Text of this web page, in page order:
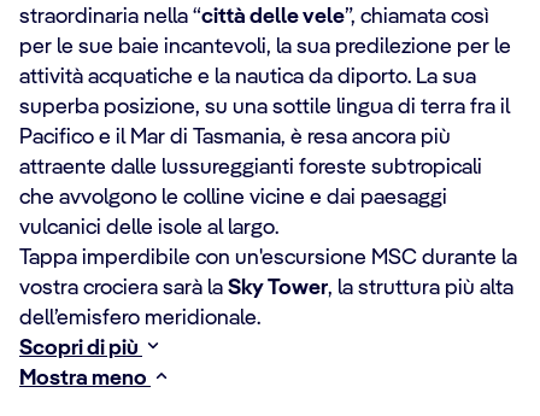
straordinaria nella “città delle vele”, chiamata così
per le sue baie incantevoli, la sua predilezione per le
attività acquatiche e la nautica da diporto. La sua
superba posizione, su una sottile lingua di terra fra il
Pacifico e il Mar di Tasmania, è resa ancora più
attraente dalle lussureggianti foreste subtropicali
che avvolgono le colline vicine e dai paesaggi
vulcanici delle isole al largo.
Tappa imperdibile con un'escursione MSC durante la
vostra crociera sarà la Sky Tower, la struttura più alta
dell’emisfero meridionale.
Scopri di più
Mostra meno